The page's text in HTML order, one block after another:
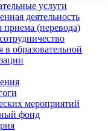
услуги
деятельность
приема (перевода)
образовательной
мероприятий
фонд